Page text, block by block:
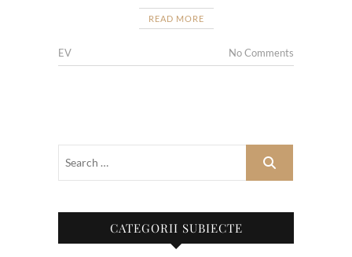
READ MORE
EV No Comments
CATEGORII SUBIECTE